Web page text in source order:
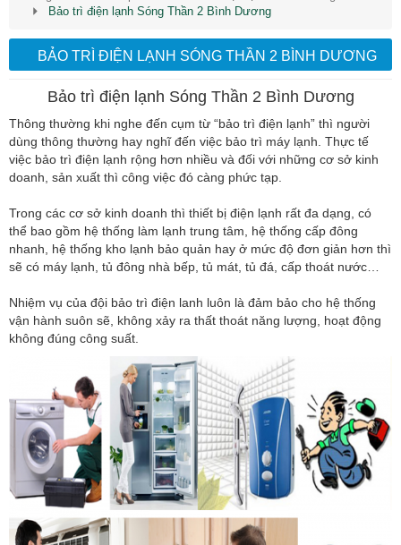
Bảo trì điện lạnh Sóng Thần 2 Bình Dương
BẢO TRÌ ĐIỆN LẠNH SÓNG THẦN 2 BÌNH DƯƠNG
Bảo trì điện lạnh Sóng Thần 2 Bình Dương
Thông thường khi nghe đến cụm từ “bảo trì điện lạnh” thì người
dùng thông thường hay nghĩ đến việc bảo trì máy lạnh. Thực tế
việc bảo trì điện lạnh rộng hơn nhiều và đối với những cơ sở kinh
doanh, sản xuất thì công việc đó càng phức tạp.
Trong các cơ sở kinh doanh thì thiết bị điện lạnh rất đa dạng, có
thể bao gồm hệ thống làm lạnh trung tâm, hệ thống cấp đông
nhanh, hệ thống kho lạnh bảo quản hay ở mức độ đơn giản hơn thì
sẽ có máy lạnh, tủ đông nhà bếp, tủ mát, tủ đá, cấp thoát nước…
Nhiệm vụ của đội bảo trì điện lanh luôn là đảm bảo cho hệ thống
vận hành suôn sẽ, không xảy ra thất thoát năng lượng, hoạt động
không đúng công suất.